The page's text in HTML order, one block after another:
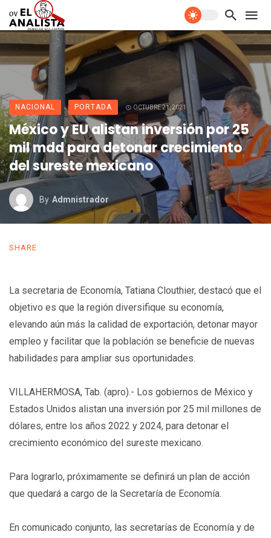
NACIONAL PORTADA OCTUBRE 21, 2021
México y EU alistan inversión por 25
mil mdd para detonar crecimiento
del sureste mexicano
By Admnistrador
SHARE
La secretaria de Economía, Tatiana Clouthier, destacó que el
objetivo es que la región diversifique su economía,
elevando aún más la calidad de exportación, detonar mayor
empleo y facilitar que la población se beneficie de nuevas
habilidades para ampliar sus oportunidades.
VILLAHERMOSA, Tab. (apro).- Los gobiernos de México y
Estados Unidos alistan una inversión por 25 mil millones de
dólares, entre los años 2022 y 2024, para detonar el
crecimiento económico del sureste mexicano.
Para lograrlo, próximamente se definirá un plan de acción
que quedará a cargo de la Secretaría de Economía.
En comunicado conjunto, las secretarías de Economía y de